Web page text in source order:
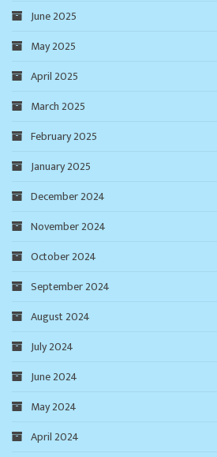
June 2025
May 2025
April 2025
March 2025
February 2025
January 2025
December 2024
November 2024
October 2024
September 2024
August 2024
July 2024
June 2024
May 2024
April 2024